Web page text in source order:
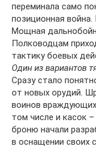
переминала само
позиционная
Мощная
Полководцам
тактику боевых
Один из вариантов
Сразу стало
от новых орудий.
воинов
том числе и касок
броню начали
в оснащении своих